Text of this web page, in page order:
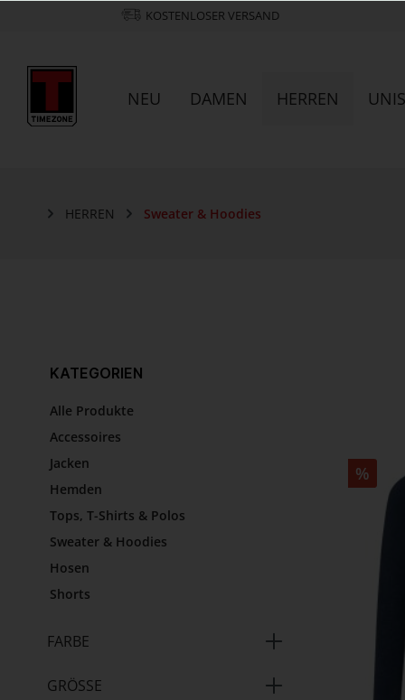
KOSTENLOSER VERSAND
NEU DAMEN HERREN
HERREN Sweater & Hoodies
KATEGORIEN
Alle Produkte
Accessoires
Jacken
Hemden
Tops, T-Shirts & Polos
Sweater & Hoodies
Hosen
Shorts
FARBE
GRÖSSE
%